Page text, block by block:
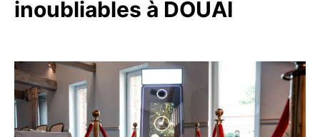
inoubliables à DOUAI